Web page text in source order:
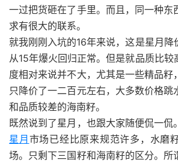
一过把货砸在了手里。而且，同一种东
求有很大的联系。
就我刚刚入坑的16年来说，这是星月降
从15年爆火回归正常。但是就品质比较
度相对来说并不大，尤其是一些精品籽
只降价了一二百元左右，大多数价格跳
和品质较差的海南籽。
既然说到了星月，也跟大家随便侃一侃
星月 市场已经比原来规范许多，水磨
场。只剩下三国籽和海南籽的区分。所